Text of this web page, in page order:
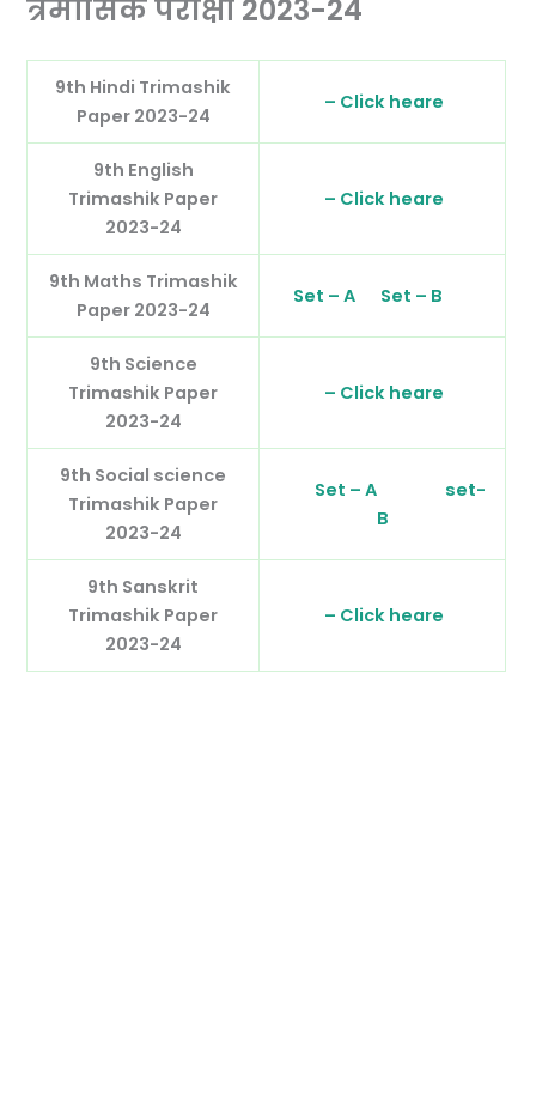
त्रैमासिक परीक्षा 2023-24
9th Hindi Trimashik
Paper 2023-24
– Click heare
9th English
Trimashik Paper
2023-24
– Click heare
9th Maths Trimashik
Paper 2023-24
Set – A Set – B
9th Science
Trimashik Paper
2023-24
– Click heare
9th Social science
Trimashik Paper
2023-24
Set – A
set-
B
9th Sanskrit
Trimashik Paper
2023-24
– Click heare